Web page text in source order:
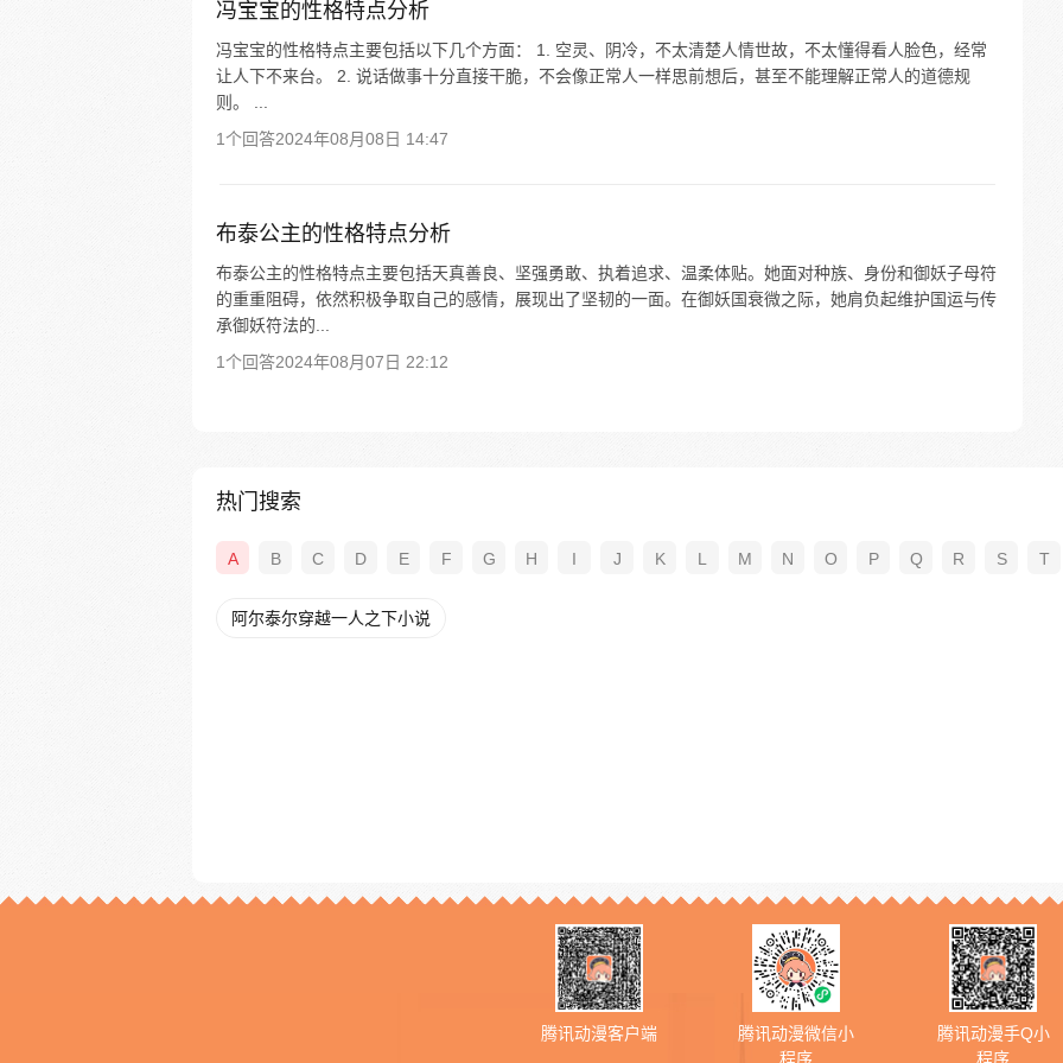
冯宝宝的性格特点分析
冯宝宝的性格特点主要包括以下几个方面： 1. 空灵、阴冷，不太清楚人情世故，不太懂得看人脸色，经常
让人下不来台。 2. 说话做事十分直接干脆，不会像正常人一样思前想后，甚至不能理解正常人的道德规
则。 ...
1个回答2024年08月08日 14:47
布泰公主的性格特点分析
布泰公主的性格特点主要包括天真善良、坚强勇敢、执着追求、温柔体贴。她面对种族、身份和御妖子母符
的重重阻碍，依然积极争取自己的感情，展现出了坚韧的一面。在御妖国衰微之际，她肩负起维护国运与传
承御妖符法的...
1个回答2024年08月07日 22:12
热门搜索
A B C D E F G H I J K L M N O P Q R S T
阿尔泰尔穿越一人之下小说
腾讯动漫客户端
腾讯动漫微信小
程序
腾讯动漫手Q小
程序